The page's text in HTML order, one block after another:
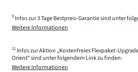
9 Infos zur 3 Tage Bestpreis-Garantie sind unter
Weitere Informationen
11 Infos zur Aktion „Kostenfreies Flexpaket-
Orient“ sind unter folgendem Link zu finden:
Weitere Informationen